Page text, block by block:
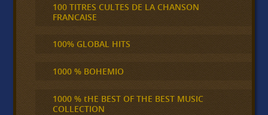
100 TITRES CULTES DE LA CHANSON
FRANCAISE
100% GLOBAL HITS
1000 % BOHEMIO
1000 % tHE BEST OF THE BEST MUSIC
COLLECTION